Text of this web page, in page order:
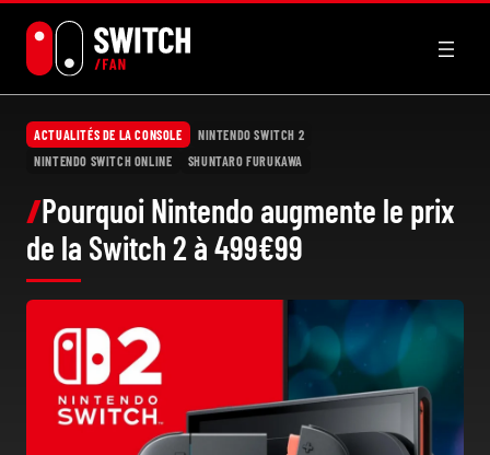
contenu
ACTUALITÉS DE LA CONSOLE
NINTENDO SWITCH 2
NINTENDO SWITCH ONLINE
SHUNTARO FURUKAWA
Pourquoi Nintendo augmente le prix
de la Switch 2 à 499€99